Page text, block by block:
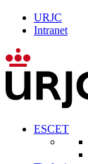
URJC
Intranet
ESCET